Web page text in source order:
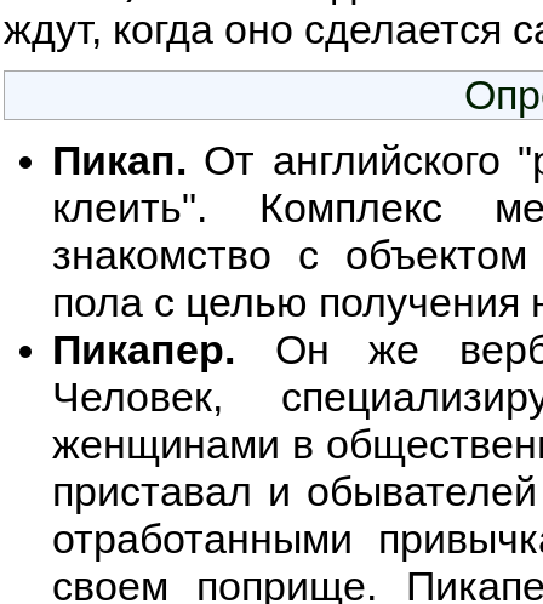
ждут, когда оно сделается
Пикап. От английского
клеить". Комплекс
знакомство с
пола с целью
Пикапер. Он же
Человек,
женщинами в
приставал и
отработанными
своем поприще.